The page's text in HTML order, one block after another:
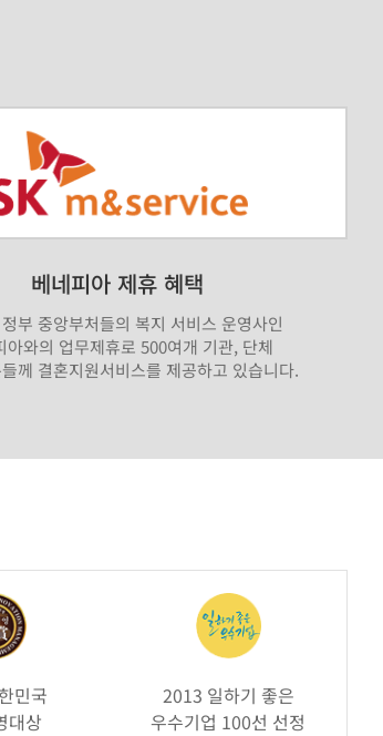
베네피아 제휴 혜택
부 중앙부처들의 복지 서비스 운영사인
아와의 업무제휴로 500여개 기관, 단체
께 결혼지원서비스를 제공하고 있습니다.
민국
대상
2013 일하기 좋은
우수기업 100선 선정